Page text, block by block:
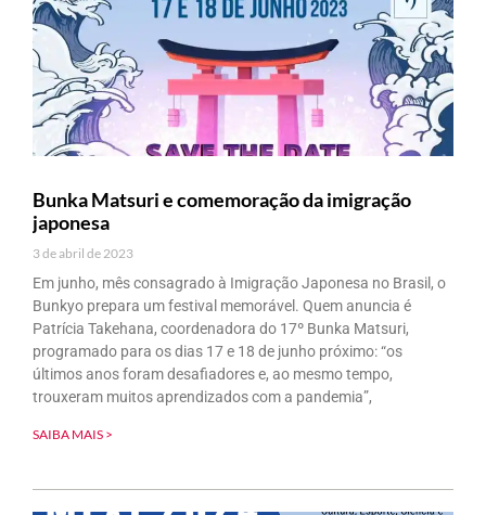
Bunka Matsuri e comemoração da imigração
japonesa
3 de abril de 2023
Em junho, mês consagrado à Imigração Japonesa no Brasil, o
Bunkyo prepara um festival memorável. Quem anuncia é
Patrícia Takehana, coordenadora do 17º Bunka Matsuri,
programado para os dias 17 e 18 de junho próximo: “os
últimos anos foram desafiadores e, ao mesmo tempo,
trouxeram muitos aprendizados com a pandemia”,
SAIBA MAIS >